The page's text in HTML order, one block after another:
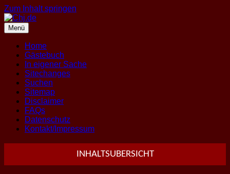
Zum Inhalt springen
Menü
Home
Gästebuch
In eigener Sache
Sitechanges
Suchen
Sitemap
Disclaimer
FAQs
Datenschutz
Kontakt/Impressum
INHALTSUBERSICHT